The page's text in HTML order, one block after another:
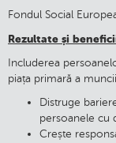
Fondul Social
Rezultate și
Includerea
piața primară a
Distruge
persoanele cu
Crește